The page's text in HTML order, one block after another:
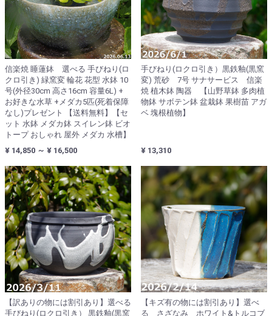
信楽焼 睡蓮鉢 選べる 手びねり(ロ
クロ引き) 緑窯変 輪花 花型 水鉢 10
号(外径30cm 高さ16cm 容量6L) +
お好きな水草 +メダカ5匹(死着保障
なし)プレゼント 【送料無料】【セ
ット 水鉢 メダカ鉢 スイレン鉢 ビオ
トープ おしゃれ 屋外 メダカ 水槽】
¥ 14,850 ～ ¥ 16,500
手びねり(ロクロ引き）黒鉄釉(黒窯
変) 荒砂 7号 サナサービス 信楽
焼 植木鉢 陶器 【山野草鉢 多肉植
物鉢 サボテン鉢 盆栽鉢 果樹苗 アガ
ベ 塊根植物】
¥ 13,310
【訳ありの物には割引あり】選べる
手びねり(ロクロ引き） 黒鉄釉(黒窯
【キズ有の物には割引あり】選べ
る さざなみ ホワイト&トルコブ